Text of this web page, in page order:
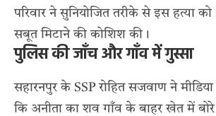
परिवार ने सुनियोजित तरीके से इस हत्या
सबूत मिटाने की कोशिश की।
पुलिस की जाँच और गाँव में गुस्सा
सहारनपुर के SSP रोहित सजवाण ने मीडिया
कि अनीता का शव गाँव के बाहर खेत में बोरे